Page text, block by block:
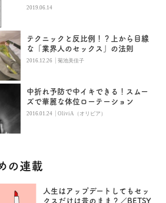
2019.06.14
テクニックと反比例！？上から目線
な「業界人のセックス」の法則
2016.12.26 |菊池美佳子
中折れ予防で中イキできる！スムー
ズで華麗な体位ローテーション
2016.01.24 |OliviA（オリビア）
の連載
人生はアップデートしてもセッ
クスだけは昔のまま？／BETSY